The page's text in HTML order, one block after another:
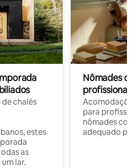
chalés
estes
as
lar.
Nômades
profissionais
para
nômades com
adequado